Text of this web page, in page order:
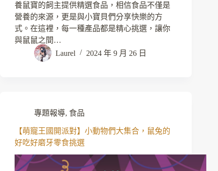
養鼠寶的飼主提供精選食品，相信食品不僅是
營養的來源，更是與小寶貝們分享快樂的方
式。在這裡，每一種產品都是精心挑選，讓你
與鼠鼠之間…
Laurel
2024 年 9 月 26 日
專題報導, 食品
【萌寵王國開派對】小動物們大集合，鼠兔的
好吃好磨牙零食挑選